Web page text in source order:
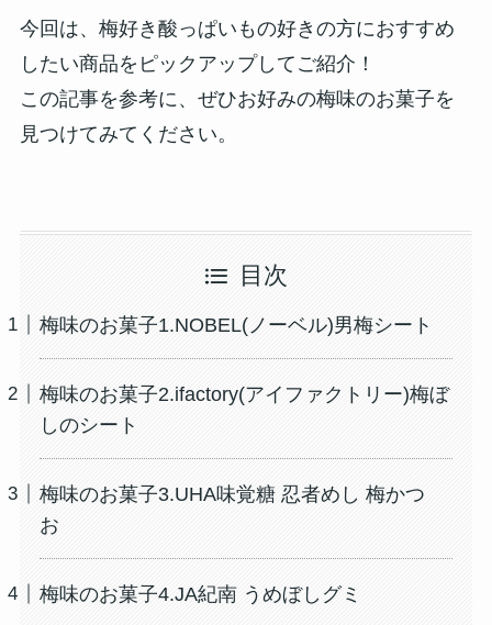
今回は、梅好き酸っぱいもの好きの方におすすめ
したい商品をピックアップしてご紹介！
この記事を参考に、ぜひお好みの梅味のお菓子を
見つけてみてください。
目次
梅味のお菓子1.NOBEL(ノーベル)男梅シート
梅味のお菓子2.ifactory(アイファクトリー)梅ぼ
しのシート
梅味のお菓子3.UHA味覚糖 忍者めし 梅かつ
お
梅味のお菓子4.JA紀南 うめぼしグミ